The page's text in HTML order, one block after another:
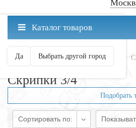
Москва ваш город?
Да Выбрать другой город
Каталог товаров
Главная Смычковые Скрипки
Скрипки 3/4
Подобрать
Сортировать по: